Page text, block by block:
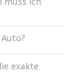
exakte